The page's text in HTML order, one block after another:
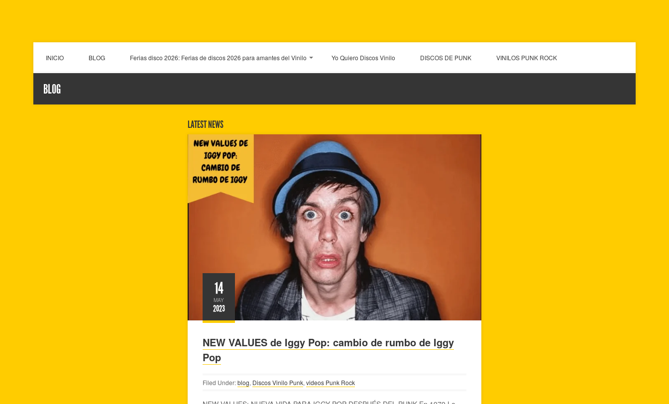
INICIO BLOG Ferias disco 2026: Ferias de discos 2026 para amantes del Vinilo Yo Quiero Discos Vinilo DISCOS DE PUNK VINILOS PUNK ROCK
BLOG
LATEST NEWS
14
MAY
2023
NEW VALUES de Iggy Pop: cambio de rumbo de Iggy
Pop
Filed Under:blog, Discos Vinilo Punk, videos Punk Rock